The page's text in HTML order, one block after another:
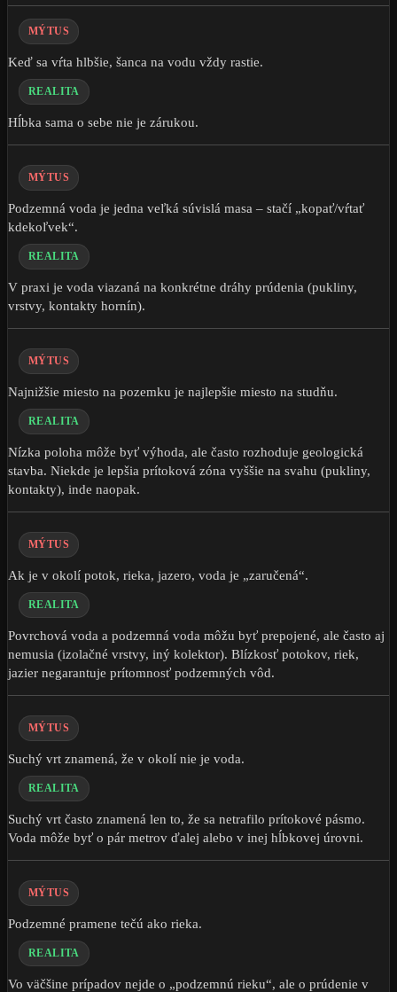
MÝTUS
Keď sa vŕta hlbšie, šanca na vodu vždy rastie.
REALITA
Hĺbka sama o sebe nie je zárukou.
MÝTUS
Podzemná voda je jedna veľká súvislá masa – stačí „kopať/vŕtať
kdekoľvek“.
REALITA
V praxi je voda viazaná na konkrétne dráhy prúdenia (pukliny,
vrstvy, kontakty hornín).
MÝTUS
Najnižšie miesto na pozemku je najlepšie miesto na studňu.
REALITA
Nízka poloha môže byť výhoda, ale často rozhoduje geologická
stavba. Niekde je lepšia prítoková zóna vyššie na svahu (pukliny,
kontakty), inde naopak.
MÝTUS
Ak je v okolí potok, rieka, jazero, voda je „zaručená“.
REALITA
Povrchová voda a podzemná voda môžu byť prepojené, ale často aj
nemusia (izolačné vrstvy, iný kolektor). Blízkosť potokov, riek,
jazier negarantuje prítomnosť podzemných vôd.
MÝTUS
Suchý vrt znamená, že v okolí nie je voda.
REALITA
Suchý vrt často znamená len to, že sa netrafilo prítokové pásmo.
Voda môže byť o pár metrov ďalej alebo v inej hĺbkovej úrovni.
MÝTUS
Podzemné pramene tečú ako rieka.
REALITA
Vo väčšine prípadov nejde o „podzemnú rieku“, ale o prúdenie v